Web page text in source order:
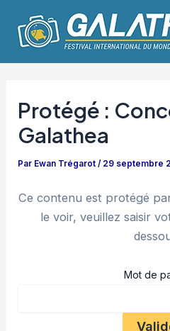
contenu
Protégé :
Galathea
Par Ewan Trégarot/ 29 septembre
Ce contenu est protégé
le voir, veuillez saisir
Mot de
des
articles